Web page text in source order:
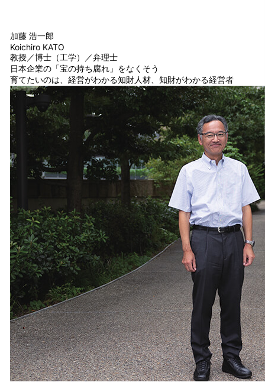
加藤 浩一郎
Koichiro KATO
教授／博士（工学）／弁理士
日本企業の「宝の持ち腐れ」をなくそう
育てたいのは、経営がわかる知財人材、知財がわかる経営者